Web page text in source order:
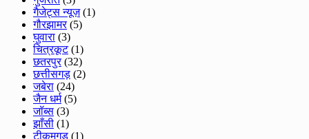
गैजेट्स न्यूज़(1)
गौरझामर(5)
घुवारा (3)
चित्रकूट(1)
छतरपुर(32)
छत्तीसगड़ (2)
जबेरा (24)
जैन धर्म(5)
जॉब्स (3)
झाँसी (1)
टीकमगड (1)